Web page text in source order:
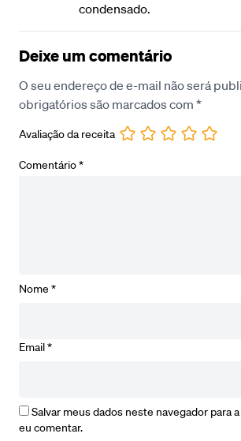
condensado.
Deixe um comentário
O seu endereço de e-mail não será
obrigatórios são marcados com *
Avaliação da receita
Comentário*
Nome *
Email*
Salvar meus dados neste navegador para
eu comentar.